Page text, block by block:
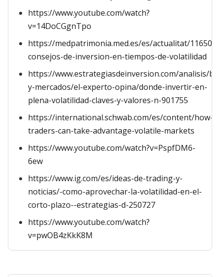
https://www.youtube.com/watch?
v=14DoCGgnTpo
https://medpatrimonia.med.es/es/actualitat/
consejos-de-inversion-en-tiempos-de-volatilidad
https://www.estrategiasdeinversion.com/analisis/
y-mercados/el-experto-opina/donde-invertir-en-
plena-volatilidad-claves-y-valores-n-901755
https://international.schwab.com/es/content/how-
traders-can-take-advantage-volatile-markets
https://www.youtube.com/watch?v=PspfDM6-
6ew
https://www.ig.com/es/ideas-de-trading-y-
noticias/-como-aprovechar-la-volatilidad-en-el-
corto-plazo--estrategias-d-250727
https://www.youtube.com/watch?
v=pwOB4zKkK8M